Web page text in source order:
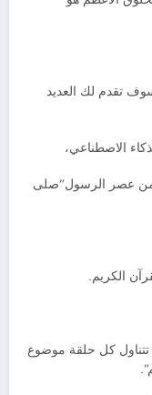
تقدم لك العديد
الاصطناعي،
عصر الرسول”صلى
الكريم.
تتناول كل حلقة موضوع